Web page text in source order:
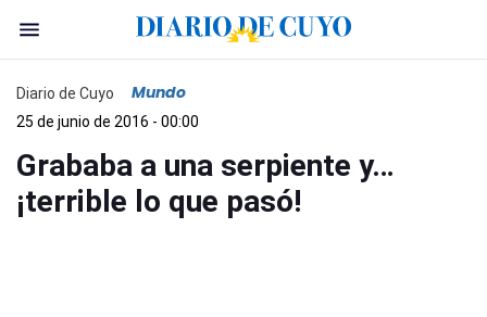
Diario de Cuyo Mundo
25 de junio de 2016 - 00:00
Grababa a una serpiente y…
¡terrible lo que pasó!